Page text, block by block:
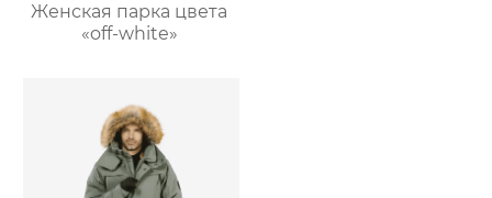
Женская парка цвета
«off-white»